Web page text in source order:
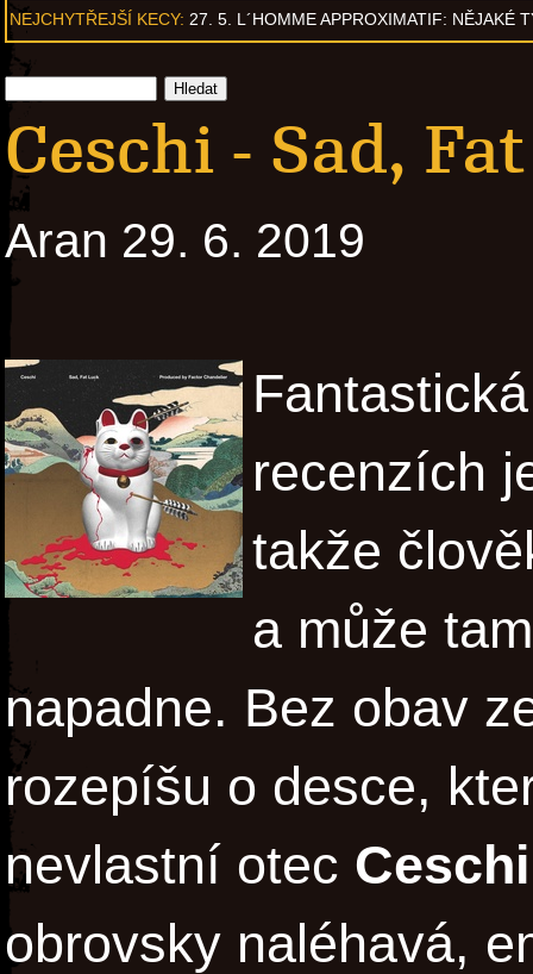
NEJCHYTŘEJŠÍ KECY: 27. 5. L´HOMME APPROXIMATIF: NĚJAKÉ
Ceschi - Sad,
Aran 29. 6. 2019
recenzích
takže
a může
napadne. Bez obav
rozepíšu o desce,
nevlastní otec
obrovsky naléhavá,